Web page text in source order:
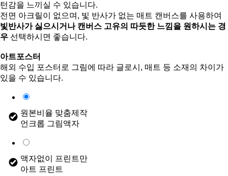
턴감을 느끼실 수 있습니다.
전면 아크릴이 없으며, 빛 반사가 없는 매트 캔버스를 사용하여
빛반사가 싫으시거나 캔버스 고유의 따듯한 느낌을 원하시는 경
우 선택하시면 좋습니다.
아트포스터
해외 수입 포스터로 그림에 따라 글로시, 매트 등 소재의 차이가
있을 수 있습니다.
원본비율 맞춤제작
언크롭 그림액자
액자없이 프린트만
아트 프린트